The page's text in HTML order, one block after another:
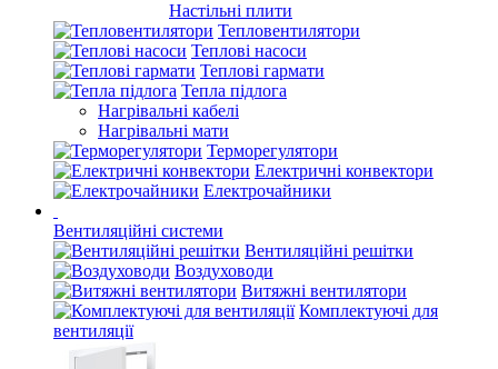
Настільні плити
Тепловентилятори
Теплові насоси
Теплові гармати
Тепла підлога
Нагрівальні кабелі
Нагрівальні мати
Терморегулятори
Електричні конвектори
Електрочайники
Вентиляційні системи
Вентиляційні решітки
Воздуховоди
Витяжні вентилятори
Комплектуючі для
вентиляції